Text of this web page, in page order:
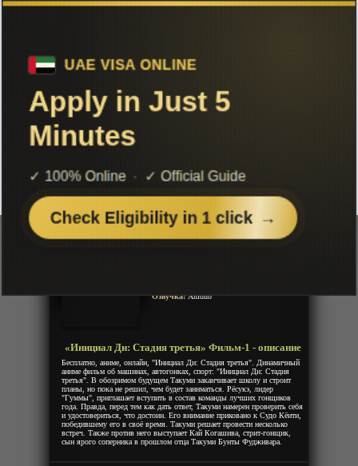
Чтобы не терять с нами связь,
подписывайся на наш
«Инициал Ди: Стадия третья»
Добавленно: 10 февраля 2020 | Серии: [1 из 1]
Initial D Third Stage
Озвучка:Anidub
«Инициал Ди: Стадия третья» Фильм-1 - описание
Бесплатно, аниме, онлайн, "Инициал Ди: Стадия третья". Динамичный
аниме фильм об машинах, автогонках, спорт: "Инициал Ди: Стадия
третья". В обозримом будущем Такуми заканчивает школу и строит
планы, но пока не решил, чем будет заниматься. Рёсукэ, лидер
"Гуммы", приглашает вступить в состав команды лучших гонщиков
года. Правда, перед тем как дать ответ, Такуми намерен проверить себя
и удостовериться, что достоин. Его внимание приковано к Судо Кёити,
победившему его в своё время. Такуми решает провести несколько
встреч. Также против него выступает Кай Когашива, стрит-гонщик,
сын ярого соперника в прошлом отца Такуми Бунты Фудживара.